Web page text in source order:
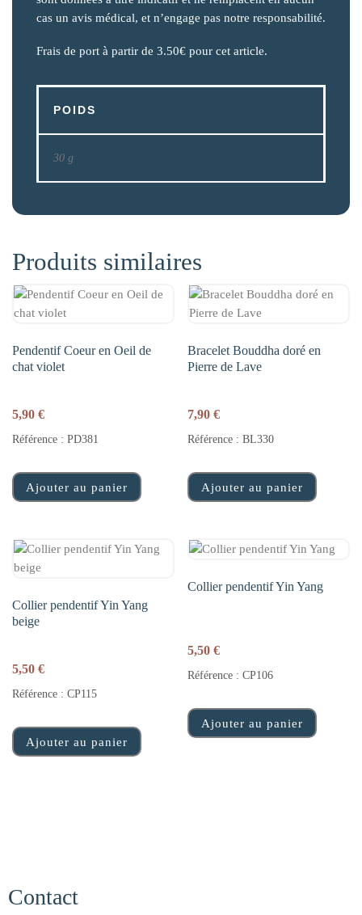
cas un avis médical, et n’engage pas notre responsabilité.
Frais de port à partir de 3.50€ pour cet article.
POIDS
30 g
Produits similaires
Pendentif Coeur en Oeil de
chat violet
5,90 €
Référence : PD381
Ajouter au panier
Bracelet Bouddha doré en
Pierre de Lave
7,90€
Référence : BL330
Ajouter au panier
Collier pendentif Yin Yang
beige
5,50 €
Référence : CP115
Ajouter au panier
Collier pendentif Yin Yang
5,50€
Référence : CP106
Ajouter au panier
Contact